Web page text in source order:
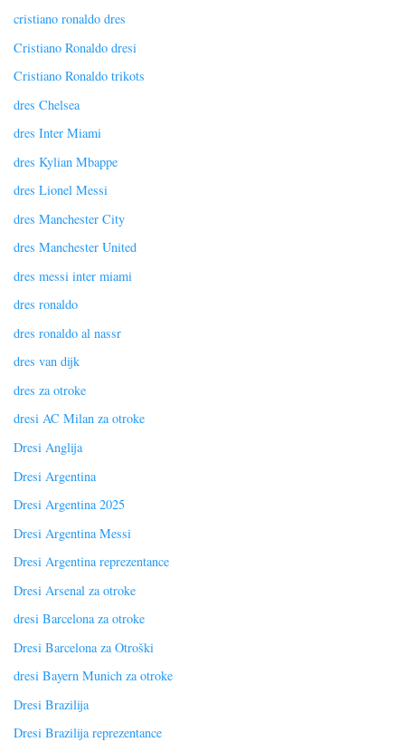
cristiano ronaldo dres
Cristiano Ronaldo dresi
Cristiano Ronaldo trikots
dres Chelsea
dres Inter Miami
dres Kylian Mbappe
dres Lionel Messi
dres Manchester City
dres Manchester United
dres messi inter miami
dres ronaldo
dres ronaldo al nassr
dres van dijk
dres za otroke
dresi AC Milan za otroke
Dresi Anglija
Dresi Argentina
Dresi Argentina 2025
Dresi Argentina Messi
Dresi Argentina reprezentance
Dresi Arsenal za otroke
dresi Barcelona za otroke
Dresi Barcelona za Otroški
dresi Bayern Munich za otroke
Dresi Brazilija
Dresi Brazilija reprezentance